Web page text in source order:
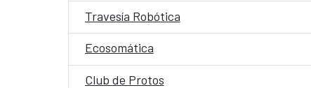
Travesía Robótica
Ecosomática
Club de Protos